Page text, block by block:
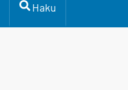
Haku